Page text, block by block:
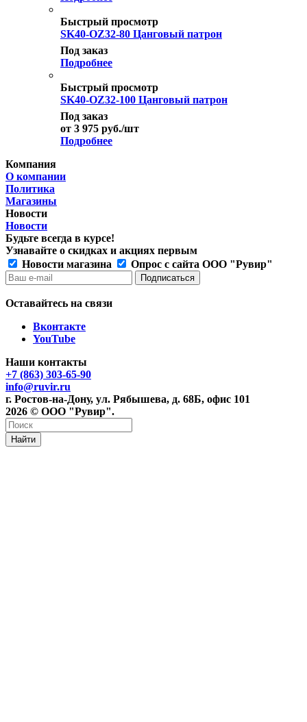
Быстрый просмотр
SK40-OZ32-80 Цанговый патрон
Под заказ
Подробнее
Быстрый просмотр
SK40-OZ32-100 Цанговый патрон
Под заказ
от 3 975 руб./шт
Подробнее
Компания
О компании
Политика
Магазины
Новости
Новости
Будьте всегда в курсе!
Узнавайте о скидках и акциях первым
Новости магазина
Опрос с сайта ООО "Рувир"
Оставайтесь на связи
Вконтакте
YouTube
Наши контакты
+7 (863) 303-65-90
info@ruvir.ru
г. Ростов-на-Дону, ул. Рябышева, д. 68Б, офис 101
2026 © ООО "Рувир".
Найти